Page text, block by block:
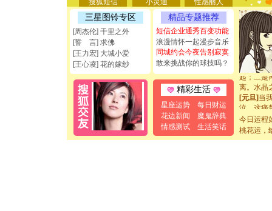
搜狐短信 小灵通 性感丽人
三星图铃专区
[周杰伦] 千里之外
[誓 言] 求佛
[王力宏] 大城小爱
[王心凌] 花的嫁纱
精品专题推荐
短信企业通秀百变功能
浪漫情怀一起漫步音乐
同城约会今夜告别寂寞
敢来挑战你的球技吗？
精彩生活
星座运势
每日财运
花边新闻
魔鬼辞典
情感测试
生活笑话
[圣诞节]
如意,快
[元旦]看
断电。
你是我专
[元旦]如
起；二是
离。水晶
[元旦]当
泣，这痛
卖了。
[春节]风
颜！冬去
今日运程
桃花运，